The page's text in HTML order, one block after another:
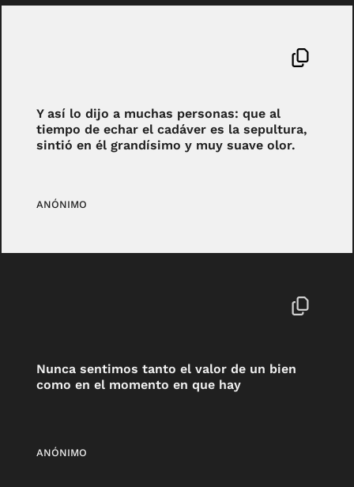
Y así lo dijo a muchas personas: que al
tiempo de echar el cadáver es la sepultura,
sintió en él grandísimo y muy suave olor.
ANÓNIMO
Nunca sentimos tanto el valor de un bien
como en el momento en que hay
ANÓNIMO